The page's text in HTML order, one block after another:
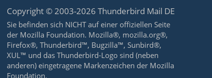
Copyright © 2003-2026 Thunderbird Mail DE
Sie befinden sich NICHT auf einer offiziellen Seite
der Mozilla Foundation. Mozilla®, mozilla.org®,
Firefox®, Thunderbird™, Bugzilla™, Sunbird®,
XUL™ und das Thunderbird-Logo sind (neben
anderen) eingetragene Markenzeichen der Mozilla
Foundation.